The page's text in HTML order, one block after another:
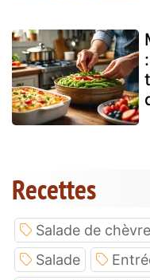
Recettes
Salade de
Salade